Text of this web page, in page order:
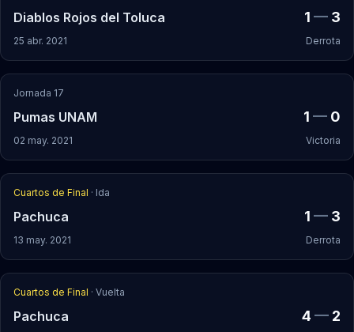
Diablos Rojos del Toluca 1 — 3
25 abr. 2021 Derrota
Jornada 17
Pumas UNAM 1 — 0
02 may. 2021 Victoria
Cuartos de Final · Ida
Pachuca 1 — 3
13 may. 2021 Derrota
Cuartos de Final · Vuelta
Pachuca 4 — 2